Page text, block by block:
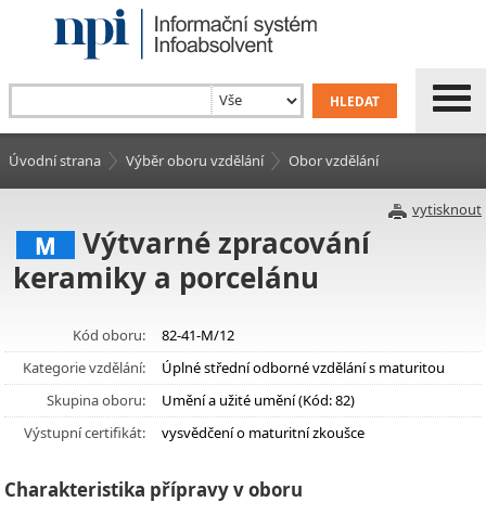
Úvodní strana Výběr oboru vzdělání Obor vzdělání
vytisknout
M
Výtvarné zpracování
keramiky a porcelánu
Kód oboru:
82-41-M/12
Kategorie vzdělání:
Úplné střední odborné vzdělání s maturitou
Skupina oboru:
Umění a užité umění (Kód: 82)
Výstupní certifikát:
vysvědčení o maturitní zkoušce
Charakteristika přípravy v oboru